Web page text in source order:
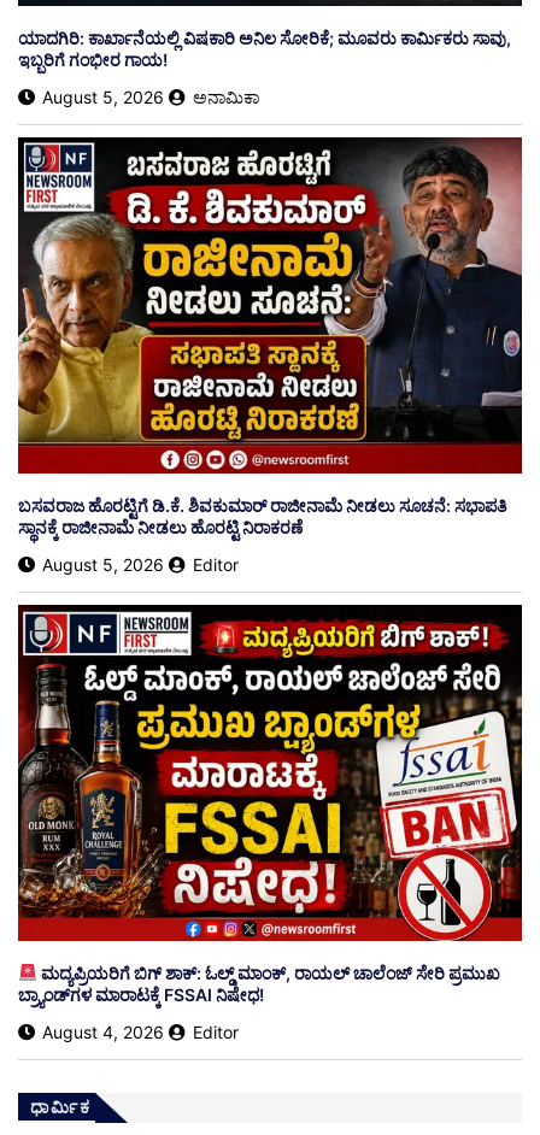
ಯಾದಗಿರಿ: ಕಾರ್ಖಾನೆಯಲ್ಲಿ ವಿಷಕಾರಿ ಅನಿಲ ಸೋರಿಕೆ; ಮೂವರು ಕಾರ್ಮಿಕರು ಸಾವು,
ಇಬ್ಬರಿಗೆ ಗಂಭೀರ ಗಾಯ!
August 5, 2026
ಅನಾಮಿಕಾ
ಬಸವರಾಜ ಹೊರಟ್ಟಿಗೆ ಡಿ.ಕೆ. ಶಿವಕುಮಾರ್ ರಾಜೀನಾಮೆ ನೀಡಲು ಸೂಚನೆ: ಸಭಾಪತಿ
ಸ್ಥಾನಕ್ಕೆ ರಾಜೀನಾಮೆ ನೀಡಲು ಹೊರಟ್ಟಿ ನಿರಾಕರಣೆ
August 5, 2026
Editor
ಮದ್ಯಪ್ರಿಯರಿಗೆ ಬಿಗ್ ಶಾಕ್: ಓಲ್ಡ್ ಮಾಂಕ್, ರಾಯಲ್ ಚಾಲೆಂಜ್ ಸೇರಿ ಪ್ರಮುಖ
ಬ್ರ್ಯಾಂಡ್‌ಗಳ ಮಾರಾಟಕ್ಕೆ FSSAI ನಿಷೇಧ!
August 4, 2026
Editor
ಧಾರ್ಮಿಕ